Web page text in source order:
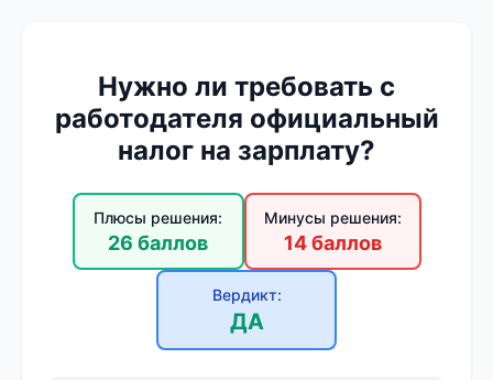
Нужно ли требовать с
работодателя официальный
налог на зарплату?
Плюсы решения:
26 баллов
Минусы решения:
14 баллов
Вердикт:
ДА